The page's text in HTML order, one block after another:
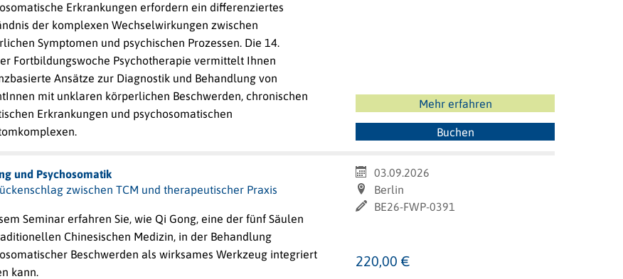
Erkrankungen erfordern ein differenziertes
der komplexen Wechselwirkungen zwischen
Symptomen und psychischen Prozessen. Die 14.
Fortbildungswoche Psychotherapie vermittelt Ihnen
Ansätze zur Diagnostik und Behandlung von
mit unklaren körperlichen Beschwerden, chronischen
Erkrankungen und psychosomatischen
Mehr erfahren
Buchen
und Psychosomatik
zwischen TCM und therapeutischer Praxis
Seminar erfahren Sie, wie Qi Gong, eine der fünf Säulen
Chinesischen Medizin, in der Behandlung
Beschwerden als wirksames Werkzeug integriert
kann.
03.09.2026
Berlin
BE26-FWP-0391
220,00 €